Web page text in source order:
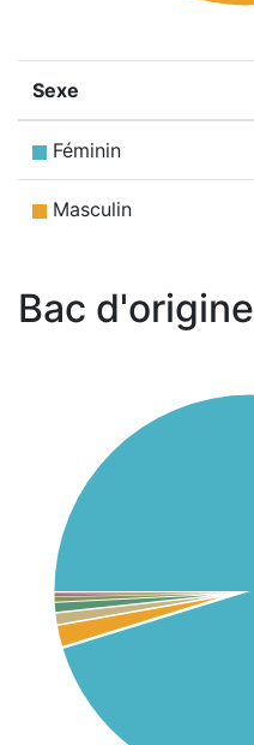
Sexe
Féminin
Masculin
Bac d'origine